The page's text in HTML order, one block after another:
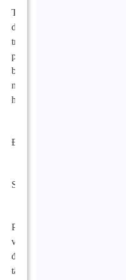
Trang thiết bị,
dụng cụ tiếp xúc
trực tiếp với thực
phẩm phải đảm
bảo không thôi
nhiễm chất độc
hại?
Đúng.
Sai.
Phương tiện đã
vận chuyển chất
độc hại chưa được
tẩy rửa sạch có